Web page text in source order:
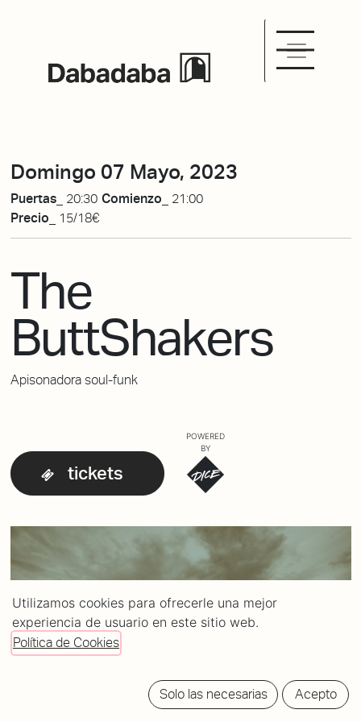
Domingo 07 Mayo, 2023
Puertas_ 20:30 Comienzo_ 21:00
Precio_
15/18€
The
ButtShakers
Apisonadora soul-funk
tickets
POWERED
BY
Utilizamos cookies para ofrecerle una mejor
experiencia de usuario en este sitio web.
Política de Cookies
Solo las necesarias Acepto